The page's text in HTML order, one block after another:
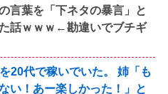
言葉を「下ネタの暴言」と
話ｗｗｗ←勘違いでブチギ
20代で稼いでいた。 姉「も
い！あー楽しかった！」と